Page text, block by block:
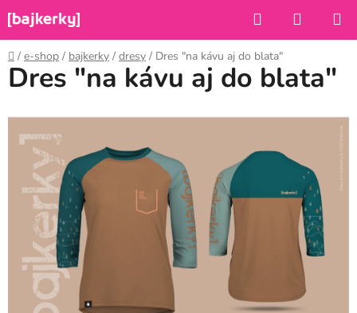
na
obsah
Hľadať
KOŠÍK
Domov
/ e-shop / bajkerky / dresy / Dres "na kávu aj do blata"
Dres "na kávu aj do blata"